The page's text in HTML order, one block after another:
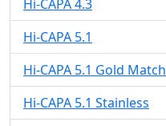
Hi-CAPA 4.3
Hi-CAPA 5.1
Hi-CAPA 5.1 Gold Match
Hi-CAPA 5.1 Stainless